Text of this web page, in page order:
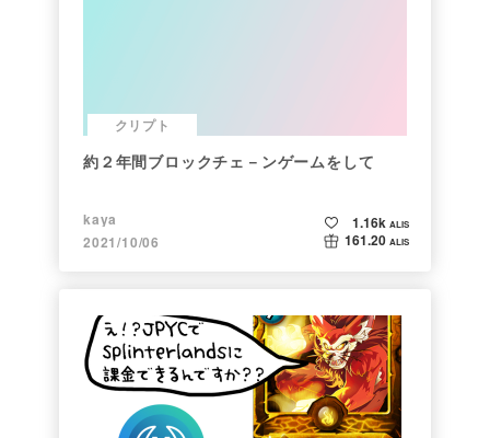
クリプト
約２年間ブロックチェ－ンゲームをして
kaya
2021/10/06
1.16k ALIS
161.20 ALIS